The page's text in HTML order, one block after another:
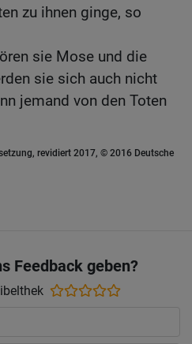
zu ihnen ginge, so
sie Mose und die
sie sich auch nicht
jemand von den Toten
revidiert 2017, © 2016 Deutsche
Feedback geben?